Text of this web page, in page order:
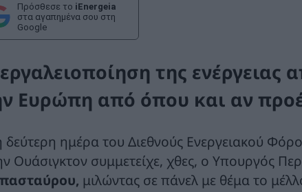
Πρόσθεσε το iEnergeia
στα αγαπημένα σου στη
Google
της ενέργειας
Ευρώπη από όπου και αν
δεύτερη ημέρα του Διεθνούς Ενεργειακού
Ουάσιγκτον συμμετείχε, χθες, ο Υπουργός
μιλώντας σε πάνελ με θέμα το